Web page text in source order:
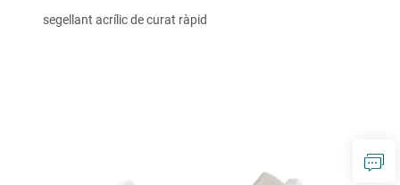
segellant acrílic de curat ràpid